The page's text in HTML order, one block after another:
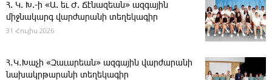
Հ. Կ. Խ.-ի «Ա. եւ Ժ. ­Ճէնազեան» ազգային
միջնակարգ վարժարանի տեղեկագիր
31 Հուլիս 2026
Հ․Կ․Խաչի «Զաւարեան» ազգային վարժարանի
նախակրթարանի տեղեկագիր